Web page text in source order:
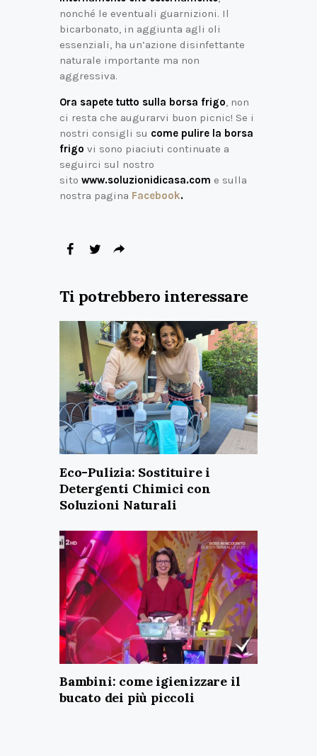
nonché le eventuali guarnizioni. Il
bicarbonato, in aggiunta agli oli
essenziali, ha un’azione disinfettante
naturale importante ma non
aggressiva.
Ora sapete tutto sulla borsa frigo, non
ci resta che augurarvi buon picnic! Se i
nostri consigli su come pulire la borsa
frigo vi sono piaciuti continuate a
seguirci sul nostro
sito www.soluzionidicasa.com e sulla
nostra pagina Facebook.
Ti potrebbero interessare
Eco-Pulizia: Sostituire i
Detergenti Chimici con
Soluzioni Naturali
Bambini: come igienizzare il
bucato dei più piccoli